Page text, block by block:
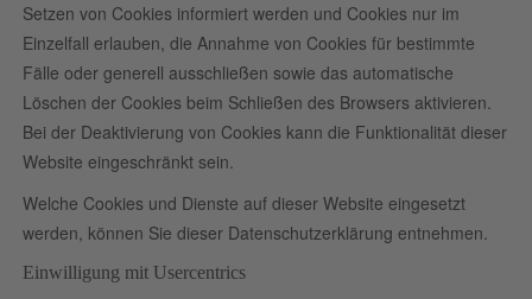
Setzen von Cookies informiert werden und Cookies nur im
Einzelfall erlauben, die Annahme von Cookies für bestimmte
Fälle oder generell ausschließen sowie das automatische
Löschen der Cookies beim Schließen des Browsers aktivieren.
Bei der Deaktivierung von Cookies kann die Funktionalität dieser
Website eingeschränkt sein.
Welche Cookies und Dienste auf dieser Website eingesetzt
werden, können Sie dieser Datenschutzerklärung entnehmen.
Einwilligung mit Usercentrics